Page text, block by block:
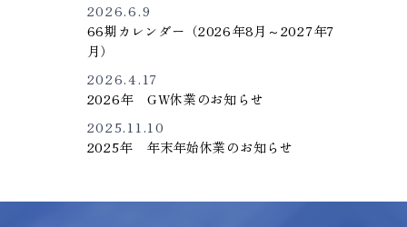
2026.6.9
66期カレンダー（2026年8月～2027年7
月）
2026.4.17
2026年 GW休業のお知らせ
2025.11.10
2025年 年末年始休業のお知らせ